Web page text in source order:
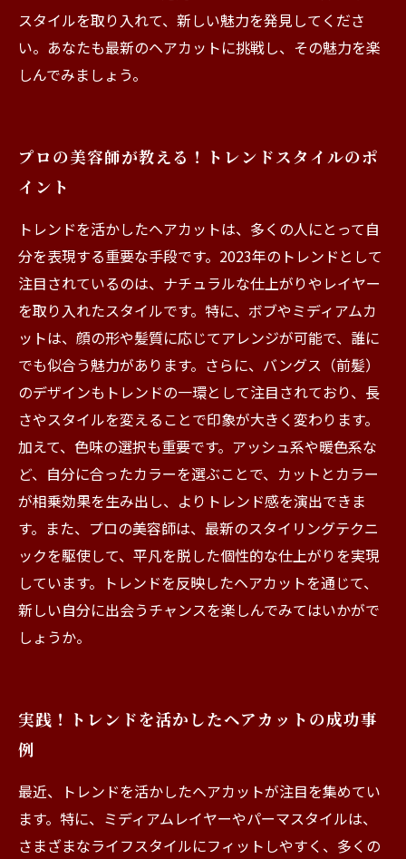
スタイルを取り入れて、新しい魅力を発見してくださ
い。あなたも最新のヘアカットに挑戦し、その魅力を楽
しんでみましょう。
プロの美容師が教える！トレンドスタイルのポ
イント
トレンドを活かしたヘアカットは、多くの人にとって自
分を表現する重要な手段です。2023年のトレンドとして
注目されているのは、ナチュラルな仕上がりやレイヤー
を取り入れたスタイルです。特に、ボブやミディアムカ
ットは、顔の形や髪質に応じてアレンジが可能で、誰に
でも似合う魅力があります。さらに、バングス（前髪）
のデザインもトレンドの一環として注目されており、長
さやスタイルを変えることで印象が大きく変わります。
加えて、色味の選択も重要です。アッシュ系や暖色系な
ど、自分に合ったカラーを選ぶことで、カットとカラー
が相乗効果を生み出し、よりトレンド感を演出できま
す。また、プロの美容師は、最新のスタイリングテクニ
ックを駆使して、平凡を脱した個性的な仕上がりを実現
しています。トレンドを反映したヘアカットを通じて、
新しい自分に出会うチャンスを楽しんでみてはいかがで
しょうか。
実践！トレンドを活かしたヘアカットの成功事
例
最近、トレンドを活かしたヘアカットが注目を集めてい
ます。特に、ミディアムレイヤーやパーマスタイルは、
さまざまなライフスタイルにフィットしやすく、多くの